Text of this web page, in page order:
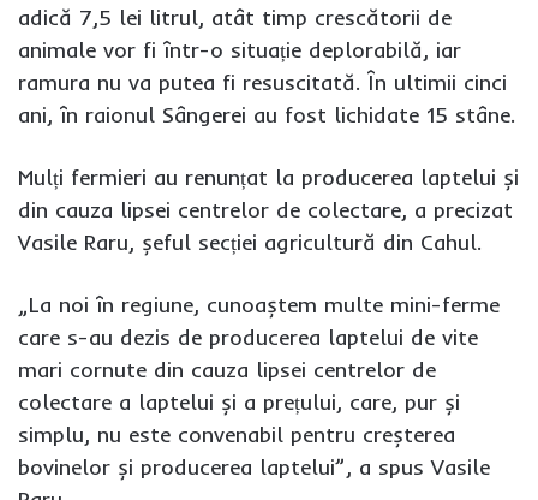
adică 7,5 lei litrul, atât timp crescătorii de
animale vor fi într-o situație deplorabilă, iar
ramura nu va putea fi resuscitată. În ultimii cinci
ani, în raionul Sângerei au fost lichidate 15 stâne.
Mulți fermieri au renunțat la producerea laptelui și
din cauza lipsei centrelor de colectare, a precizat
Vasile Raru, șeful secției agricultură din Cahul.
„La noi în regiune, cunoaștem multe mini-ferme
care s-au dezis de producerea laptelui de vite
mari cornute din cauza lipsei centrelor de
colectare a laptelui și a prețului, care, pur și
simplu, nu este convenabil pentru creșterea
bovinelor și producerea laptelui”, a spus Vasile